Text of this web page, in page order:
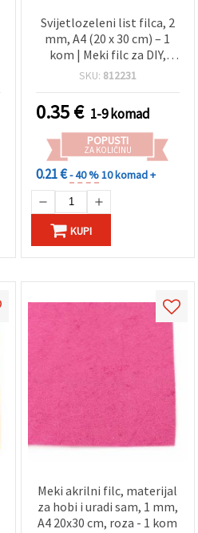
Svijetlozeleni list filca, 2
mm, A4 (20 x 30 cm) – 1
kom | Meki filc za DIY,
hobi, šivanje, aplikacije i
SKU: 812231
0.35€ 1-9 komad
POPUSTI
ZA KOLIČINU
0.21 €- 40 %10 komad +
KUPI
Meki akrilni filc, materijal
za hobi i uradi sam, 1 mm,
A4 20x30 cm, roza - 1 kom